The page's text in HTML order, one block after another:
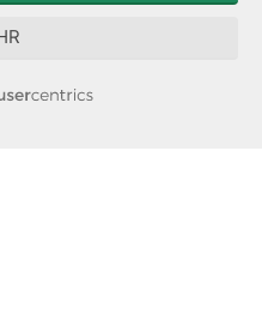
zur Aufarbeitung der SED-